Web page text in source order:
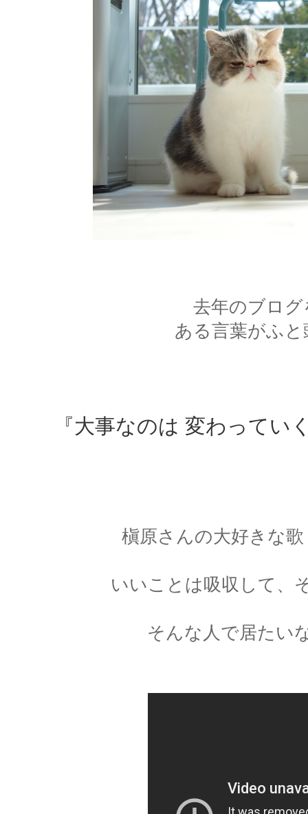
去年のブロ
ある言葉がふ
『大事なのは 変わってい
槇原さんの大好きな
いいことは吸収して、
そんな人で居たい